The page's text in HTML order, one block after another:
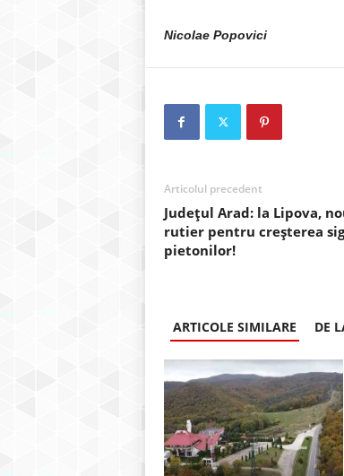
Nicolae Popovici
Articolul precedent
Județul Arad: la Lipova,
rutier pentru creșterea
pietonilor!
ARTICOLE SIMILARE DE